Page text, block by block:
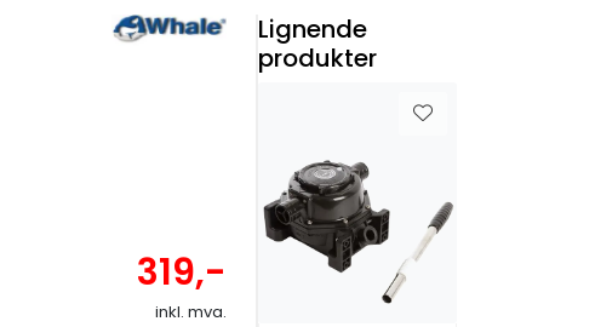
319,-
inkl. mva.
Lignende
produkter